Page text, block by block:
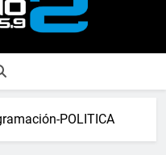
2
POLITICA